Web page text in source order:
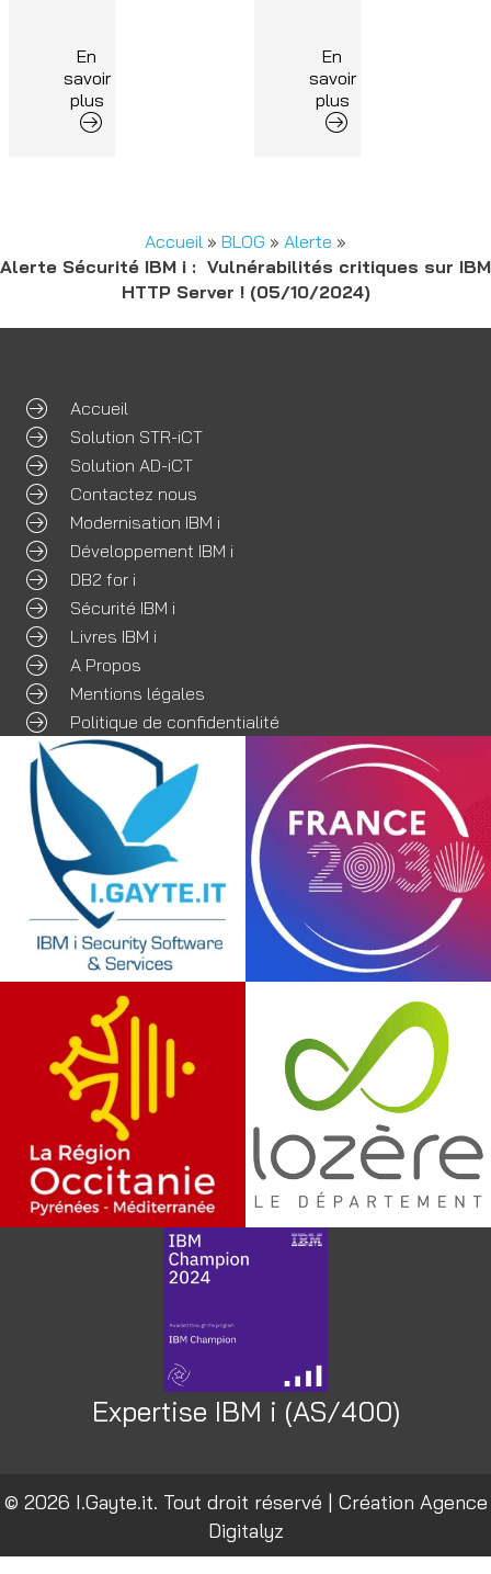
En
savoir
plus
En
savoir
plus
Accueil » BLOG » Alerte »
Alerte Sécurité IBM i : Vulnérabilités critiques sur IBM
HTTP Server ! (05/10/2024)
Accueil
Solution STR-iCT
Solution AD-iCT
Contactez nous
Modernisation IBM i
Développement IBM i
DB2 for i
Sécurité IBM i
Livres IBM i
A Propos
Mentions légales
Politique de confidentialité
Expertise IBM i (AS/400)
© 2026 I.Gayte.it. Tout droit réservé | Création Agence
Digitalyz